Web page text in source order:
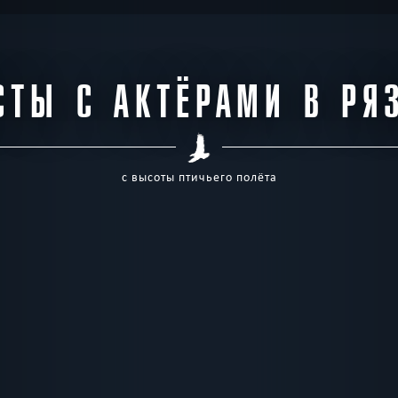
С АКТЁРАМИ В
с высоты птичьего полёта